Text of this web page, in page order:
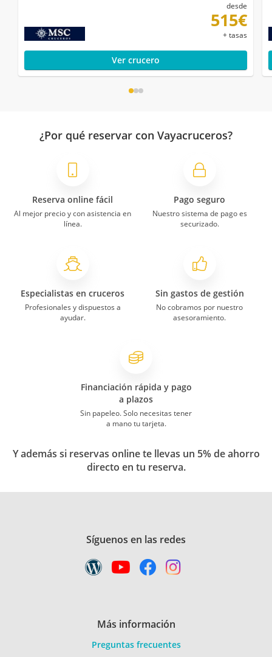
desde
515€
+ tasas
Ver crucero
¿Por qué reservar con Vayacruceros?
Reserva online fácil
Al mejor precio y con asistencia en
línea.
Pago seguro
Nuestro sistema de pago es
securizado.
Especialistas en cruceros
Profesionales y dispuestos a
ayudar.
Sin gastos de gestión
No cobramos por nuestro
asesoramiento.
Financiación rápida y pago
a plazos
Sin papeleo. Solo necesitas tener
a mano tu tarjeta.
Y además si reservas online te llevas un 5% de ahorro
directo en tu reserva.
Síguenos en las redes
Más información
Preguntas frecuentes